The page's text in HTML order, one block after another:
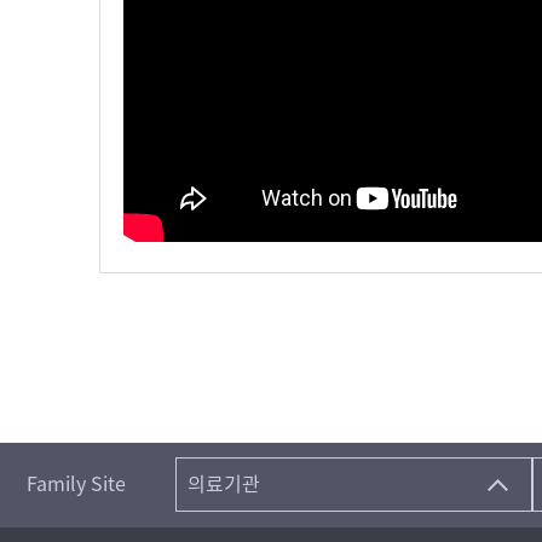
Family Site 의료기관